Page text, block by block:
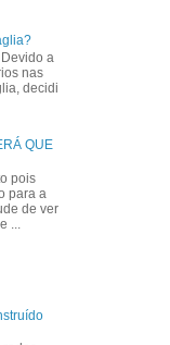
a
nas
decidi
QUE
pois
para a
de ver
...